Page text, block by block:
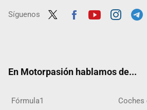
Síguenos
En Motorpasión hablamos de...
Fórmula1